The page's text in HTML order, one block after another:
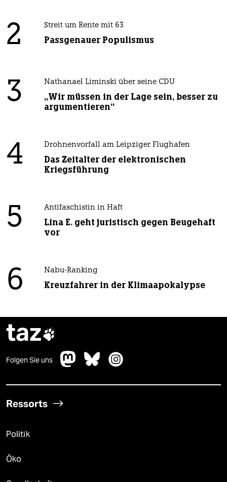
2 Streit um Rente mit 63
Passgenauer Populismus
3 Nathanael Liminski über seine CDU
„Wir müssen in der Lage sein, besser zu
argumentieren“
4 Drohnenvorfall am Leipziger Flughafen
Das Zeitalter der elektronischen
Kriegsführung
5 Antifaschistin in Haft
Lina E. geht juristisch gegen Beugehaft
vor
6 Nabu-Ranking
Kreuzfahrer in der Klimaapokalypse
taz
Folgen Sie uns
Ressorts
Politik
Öko